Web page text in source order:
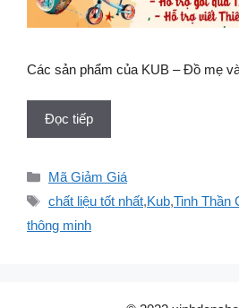
Các sản phẩm của KUB – Đồ mẹ
Đọc tiếp
Danh
mục
Mã Giảm Giá
Thẻ
chất liệu tốt nhất,Kub,Tinh Thần
thông minh